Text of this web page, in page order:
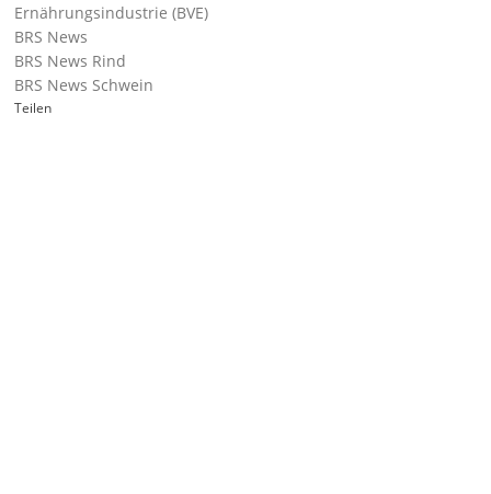
Ernährungsindustrie (BVE)
BRS News
BRS News Rind
BRS News Schwein
Teilen